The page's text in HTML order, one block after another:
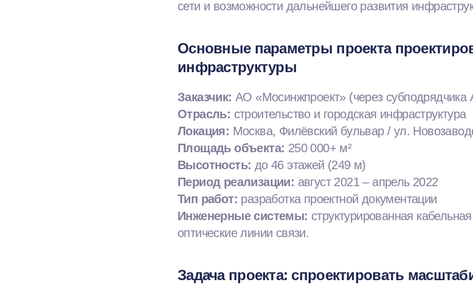
сети и возможности дальнейшего развития
Основные параметры проекта
инфраструктуры
Заказчик: АО «Мосинжпроект» (через субподрядчика
Отрасль: строительство и городская инфраструктура
Локация: Москва, Филёвский бульвар / ул.
Площадь объекта: 250 000+ м²
Высотность: до 46 этажей (249 м)
Период реализации: август 2021 – апрель 2022
Тип работ: разработка проектной документации
Инженерные системы: структурированная
оптические линии связи.
Задача проекта: спроектировать